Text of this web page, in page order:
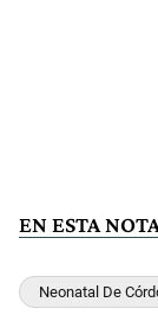
EN ESTA
Neonatal De